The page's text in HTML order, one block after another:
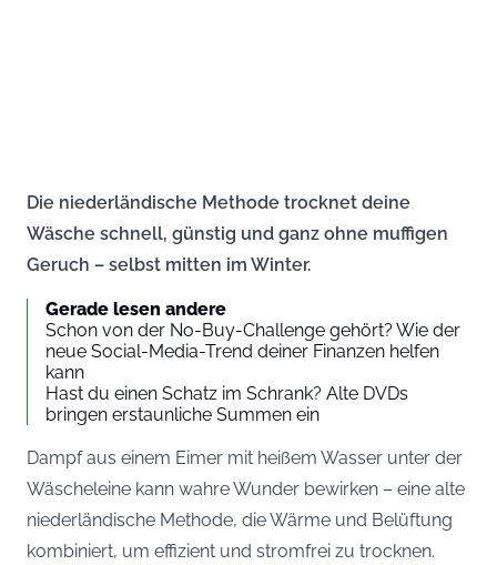
Die niederländische Methode trocknet deine
Wäsche schnell, günstig und ganz ohne muffigen
Geruch – selbst mitten im Winter.
Gerade lesen andere
Schon von der No-Buy-Challenge gehört? Wie der
neue Social-Media-Trend deiner Finanzen helfen
kann
Hast du einen Schatz im Schrank? Alte DVDs
bringen erstaunliche Summen ein
Dampf aus einem Eimer mit heißem Wasser unter der
Wäscheleine kann wahre Wunder bewirken – eine alte
niederländische Methode, die Wärme und Belüftung
kombiniert, um effizient und stromfrei zu trocknen.